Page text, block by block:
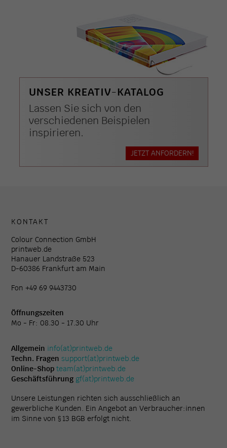
UNSER KREATIV-KATALOG
Lassen Sie sich von den
verschiedenen Beispielen
inspirieren.
JETZT ANFORDERN!
KONTAKT
Colour Connection GmbH
printweb.de
Hanauer Landstraße 523
D-60386 Frankfurt am Main
Fon +49 69 9443730
Öffnungszeiten
Mo - Fr: 08.30 - 17.30 Uhr
Allgemein info(at)printweb.de
Techn. Fragen support(at)printweb.de
Online-Shop team(at)printweb.de
Geschäftsführung gf(at)printweb.de
Unsere Leistungen richten sich ausschließlich an
gewerbliche Kunden. Ein Angebot an Verbraucher:innen
im Sinne von § 13 BGB erfolgt nicht.